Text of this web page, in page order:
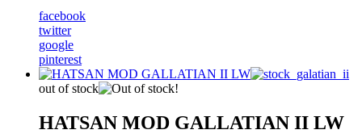
facebook
twitter
google
pinterest
out of stock
HATSAN MOD GALLATIAN II LW